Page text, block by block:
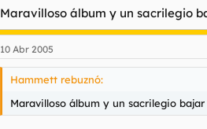
Maravilloso álbum y un sacrilegio
10 Abr 2005
Hammett rebuznó:
Maravilloso álbum y un sacrilegio